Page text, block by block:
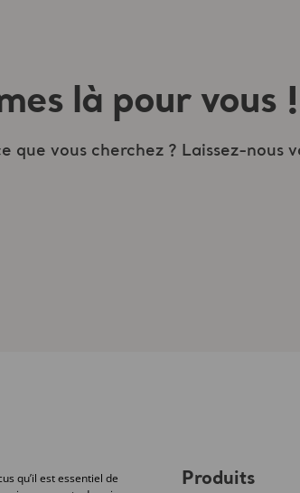
là pour vous !
que vous cherchez ? Laissez-nous
qu’il est essentiel de
Produits